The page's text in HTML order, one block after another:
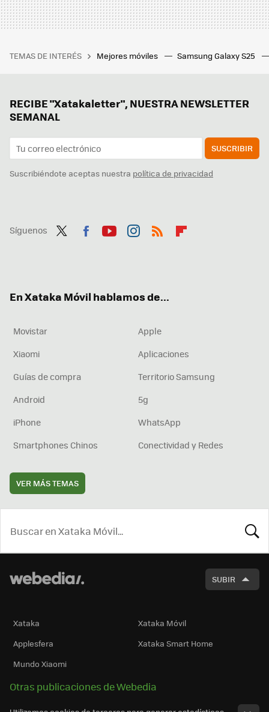
TEMAS DE INTERÉS Mejores móviles Samsung Galaxy S25
RECIBE "Xatakaletter", NUESTRA NEWSLETTER
SEMANAL
SUSCRIBIR
Suscribiéndote aceptas nuestra política de privacidad
Síguenos
En Xataka Móvil hablamos de...
Movistar
Apple
Xiaomi
Aplicaciones
Guías de compra
Territorio Samsung
Android
5g
iPhone
WhatsApp
Smartphones Chinos
Conectividad y Redes
VER MÁS TEMAS
SUBIR
Xataka
Xataka Móvil
Applesfera
Xataka Smart Home
Mundo Xiaomi
Otras publicaciones de Webedia